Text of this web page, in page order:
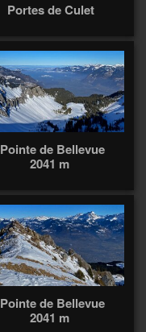
Portes de Culet
Pointe de Bellevue
2041 m
Pointe de Bellevue
2041 m